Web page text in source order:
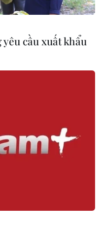
cầu xuất khẩu